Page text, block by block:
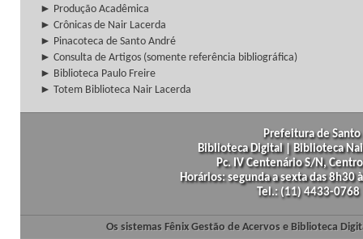
► Produção Acadêmica
► Crônicas de Nair Lacerda
► Pinacoteca de Santo André
► Consulta de Artigos (somente referência bibliográfica)
► Biblioteca Paulo Freire
► Totem Biblioteca Nair Lacerda
Prefeitura de
Biblioteca Digital | Biblioteca
Pc. IV Centenário S/N,
Horários: segunda a sexta das
Tel.: (11) 4433-
Os sistemas Fênix Gestão de Acervos e Biblioteca